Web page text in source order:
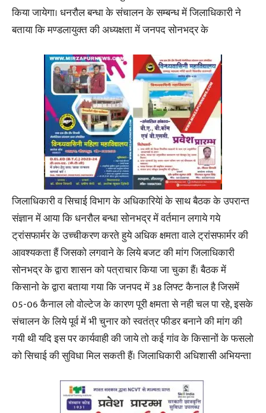
किया जायेगा। धनरौल बन्धा के संचालन के सम्बन्ध में जिलाधिकारी ने
बताया कि मण्डलायुक्त की अध्यक्षता में जनपद सोनभद्र के
जिलाधिकारी व सिचाई विभाग के अधिकारियेां के साथ बैठक के उपरान्त
संज्ञान में आया कि धनरौल बन्धा सोनभद्र में वर्तमान लगाये गये
ट्रांसफार्मर के उच्चीकरण करते हुये अधिक क्षमता वाले ट्रांसफार्मर की
आवश्यकता हैं जिसको लगवाने के लिये बजट की मांग जिलाधिकारी
सोनभद्र के द्वारा शासन को पत्राचार किया जा चुका हैं। बैठक में
किसानो के द्वारा बताया गया कि जनपद में 38 लिफ्ट कैनाल है जिसमें
05-06 कैनाल लो वोल्टेज के कारण पूरी क्षमता से नही चल पा रहे, इसके
संचालन के लिये पूर्व में भी चुनार को स्वतंत्र फीडर बनाने की मांग की
गयी थी यदि इस पर कार्यवाही की जाये तो कई गांव के किसानों के फसलो
को सिचाई की सुविधा मिल सकती हैं। जिलाधिकारी अधिशासी अभियन्ता